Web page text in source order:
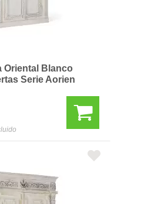
Oriental Blanco
Serie Aorien